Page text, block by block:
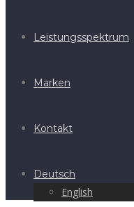
Leistungsspektrum
Marken
Kontakt
Deutsch
English